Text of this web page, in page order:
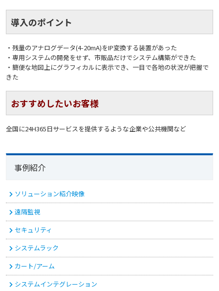
導入のポイント
・残量のアナログデータ(4-20mA)をIP変換する装置があった
・専用システムの開発をせず、市販品だけでシステム構築ができた
・簡便な地図上にグラフィカルに表示でき、一目で各地の状況が把握で
きた
おすすめしたいお客様
全国に24H365日サービスを提供するような企業や公共機関など
事例紹介
ソリューション紹介映像
遠隔監視
セキュリティ
システムラック
カート/アーム
システムインテグレーション